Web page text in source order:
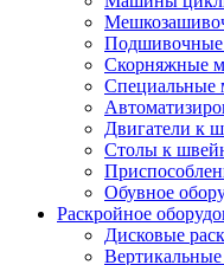
Скорняжные
Двигатели к
Столы к
Обувное
Раскройное
Дисковые